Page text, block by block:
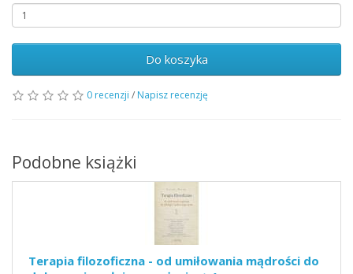
Do koszyka
0 recenzji / Napisz recenzję
Podobne książki
Terapia filozoficzna - od umiłowania mądrości do